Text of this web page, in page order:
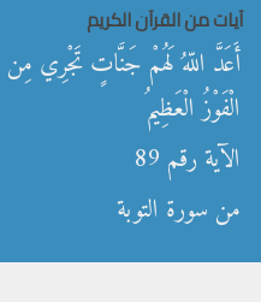
آيات من القرآن الكريم
أَعَدَّ اللّهُ لَهُمْ جَنَّاتٍ تَجْرِي مِن
الْفَوْزُ الْعَظِيمُ
الآية رقم 89
من سورة التوبة